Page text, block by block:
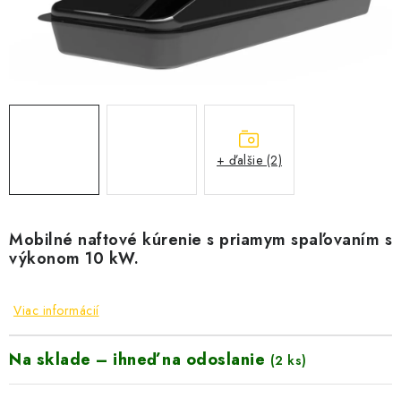
OUTLET
REFERENCIE
Obchodné podmienky
Zásady ochrany osobných údajov
Ceny přepravy
Kontakty
Mobilné naftové kúrenie s priamym spaľovaním s
výkonom 10 kW.
Viac informácií
Na sklade – ihneď na odoslanie (2 ks)
+ ďalšie (2)